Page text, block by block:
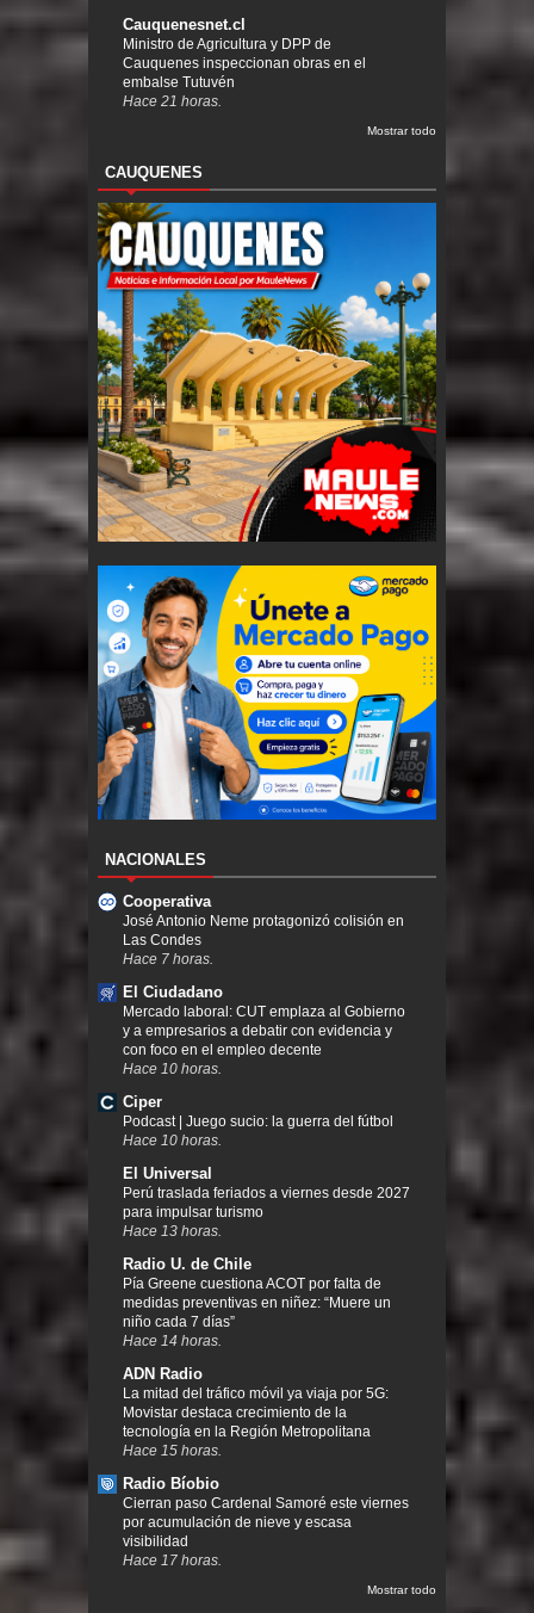
Cauquenesnet.cl
Ministro de Agricultura y DPP de
Cauquenes inspeccionan obras en el
embalse Tutuvén
Hace 21 horas.
Mostrar todo
CAUQUENES
NACIONALES
Cooperativa
José Antonio Neme protagonizó colisión en
Las Condes
Hace 7 horas.
El Ciudadano
Mercado laboral: CUT emplaza al Gobierno
y a empresarios a debatir con evidencia y
con foco en el empleo decente
Hace 10 horas.
Ciper
Podcast | Juego sucio: la guerra del fútbol
Hace 10 horas.
El Universal
Perú traslada feriados a viernes desde 2027
para impulsar turismo
Hace 13 horas.
Radio U. de Chile
Pía Greene cuestiona ACOT por falta de
medidas preventivas en niñez: “Muere un
niño cada 7 días”
Hace 14 horas.
ADN Radio
La mitad del tráfico móvil ya viaja por 5G:
Movistar destaca crecimiento de la
tecnología en la Región Metropolitana
Hace 15 horas.
Radio Bíobio
Cierran paso Cardenal Samoré este viernes
por acumulación de nieve y escasa
visibilidad
Hace 17 horas.
Mostrar todo